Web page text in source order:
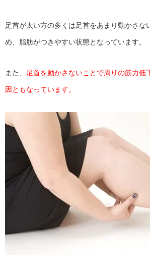
足首が太い方の多くは足首をあまり動かさな
め、脂肪がつきやすい状態となっています。
また、 足首を動かさないことで周りの筋力低
因ともなっています。